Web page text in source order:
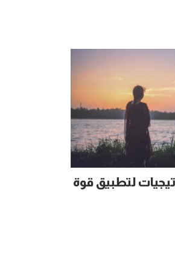
10 استراتيجيات لتطبيق قوة